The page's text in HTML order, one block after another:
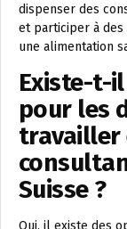
dispenser des
et participer à des
une alimentation
Existe-t-
pour les
travailler
Suisse ?